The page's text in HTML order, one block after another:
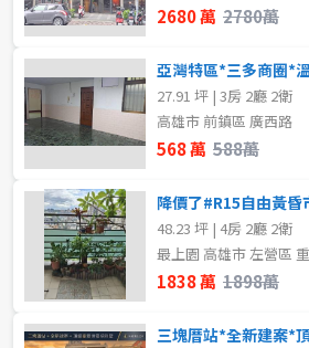
2680 萬 2780萬
亞灣特區*三多商圈*
27.91 坪 | 3房 2廳 2衛
高雄市 前鎮區 廣西路
568 萬 588萬
48.23 坪 | 4房 2廳 2衛
最上園 高雄市 左營區
1838 萬 1898萬
三塊厝站*全新建案*